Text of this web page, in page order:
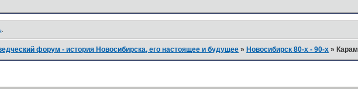
.
форум - история Новосибирска, его настоящее и будущее »Новосибирск 80-х - 90-х »